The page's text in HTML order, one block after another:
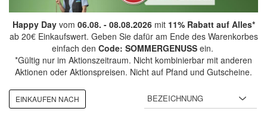
Happy Dayvom 06.08. - 08.08.2026mit 11% Rabatt auf Alles*
ab 20€ Einkaufswert. Geben Sie dafür am Ende des Warenkorbes
einfach den Code: SOMMERGENUSSein.
*Gültig nur im Aktionszeitraum. Nicht kombinierbar mit anderen
Aktionen oder Aktionspreisen. Nicht auf Pfand und Gutscheine.
EINKAUFEN NACH